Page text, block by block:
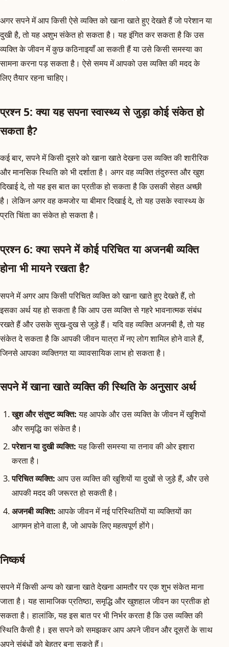
अगर सपने में आप किसी ऐसे व्यक्ति को खाना खाते हुए देखते हैं जो परेशान या
दुखी है, तो यह अशुभ संकेत हो सकता है। यह इंगित कर सकता है कि उस
व्यक्ति के जीवन में कुछ कठिनाइयाँ आ सकती हैं या उसे किसी समस्या का
सामना करना पड़ सकता है। ऐसे समय में आपको उस व्यक्ति की मदद के
लिए तैयार रहना चाहिए।
प्रश्न 5: क्या यह सपना स्वास्थ्य से जुड़ा कोई संकेत हो
सकता है?
कई बार, सपने में किसी दूसरे को खाना खाते देखना उस व्यक्ति की शारीरिक
और मानसिक स्थिति को भी दर्शाता है। अगर वह व्यक्ति तंदुरुस्त और खुश
दिखाई दे, तो यह इस बात का प्रतीक हो सकता है कि उसकी सेहत अच्छी
है। लेकिन अगर वह कमजोर या बीमार दिखाई दे, तो यह उसके स्वास्थ्य के
प्रति चिंता का संकेत हो सकता है।
प्रश्न 6: क्या सपने में कोई परिचित या अजनबी व्यक्ति
होना भी मायने रखता है?
सपने में अगर आप किसी परिचित व्यक्ति को खाना खाते हुए देखते हैं, तो
इसका अर्थ यह हो सकता है कि आप उस व्यक्ति से गहरे भावनात्मक संबंध
रखते हैं और उसके सुख-दुख से जुड़े हैं। यदि वह व्यक्ति अजनबी है, तो यह
संकेत दे सकता है कि आपकी जीवन यात्रा में नए लोग शामिल होने वाले हैं,
जिनसे आपका व्यक्तिगत या व्यावसायिक लाभ हो सकता है।
सपने में खाना खाते व्यक्ति की स्थिति के अनुसार अर्थ
खुश और संतुष्ट व्यक्ति:यह आपके और उस व्यक्ति के जीवन में खुशियों
और समृद्धि का संकेत है।
परेशान या दुखी व्यक्ति:यह किसी समस्या या तनाव की ओर इशारा
करता है।
परिचित व्यक्ति: आप उस व्यक्ति की खुशियों या दुखों से जुड़े हैं, और उसे
आपकी मदद की जरूरत हो सकती है।
अजनबी व्यक्ति: आपके जीवन में नई परिस्थितियों या व्यक्तियों का
आगमन होने वाला है, जो आपके लिए महत्वपूर्ण होंगे।
निष्कर्ष
सपने में किसी अन्य को खाना खाते देखना आमतौर पर एक शुभ संकेत माना
जाता है। यह सामाजिक प्रतिष्ठा, समृद्धि और खुशहाल जीवन का प्रतीक हो
सकता है। हालांकि, यह इस बात पर भी निर्भर करता है कि उस व्यक्ति की
स्थिति कैसी है। इस सपने को समझकर आप अपने जीवन और दूसरों के साथ
अपने संबंधों को बेहतर बना सकते हैं।